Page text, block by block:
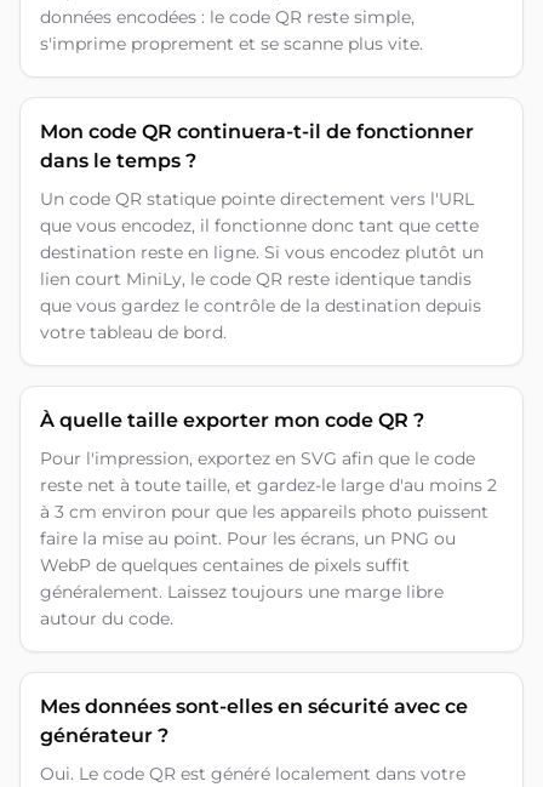
données encodées : le code QR reste simple,
s'imprime proprement et se scanne plus vite.
Mon code QR continuera-t-il de fonctionner
dans le temps ?
Un code QR statique pointe directement vers l'URL
que vous encodez, il fonctionne donc tant que cette
destination reste en ligne. Si vous encodez plutôt un
lien court MiniLy, le code QR reste identique tandis
que vous gardez le contrôle de la destination depuis
votre tableau de bord.
À quelle taille exporter mon code QR ?
Pour l'impression, exportez en SVG afin que le code
reste net à toute taille, et gardez-le large d'au moins 2
à 3 cm environ pour que les appareils photo puissent
faire la mise au point. Pour les écrans, un PNG ou
WebP de quelques centaines de pixels suffit
généralement. Laissez toujours une marge libre
autour du code.
Mes données sont-elles en sécurité avec ce
générateur ?
Oui. Le code QR est généré localement dans votre